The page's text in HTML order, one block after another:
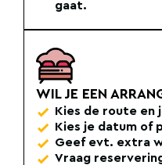
gaat.
WIL JE EEN
Kies de route en
Kies je datum of
Geef evt. extra
Vraag